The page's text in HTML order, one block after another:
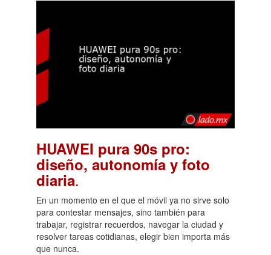
HUAWEI pura 90s pro:
diseño, autonomía y foto
diaria.
En un momento en el que el móvil ya no sirve solo
para contestar mensajes, sino también para
trabajar, registrar recuerdos, navegar la ciudad y
resolver tareas cotidianas, elegir bien importa más
que nunca.